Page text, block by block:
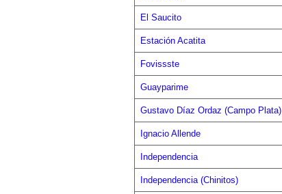
El Saucito
Estación Acatita
Fovissste
Guayparime
Gustavo Díaz Ordaz (Campo Plata)
Ignacio Allende
Independencia
Independencia (Chinitos)